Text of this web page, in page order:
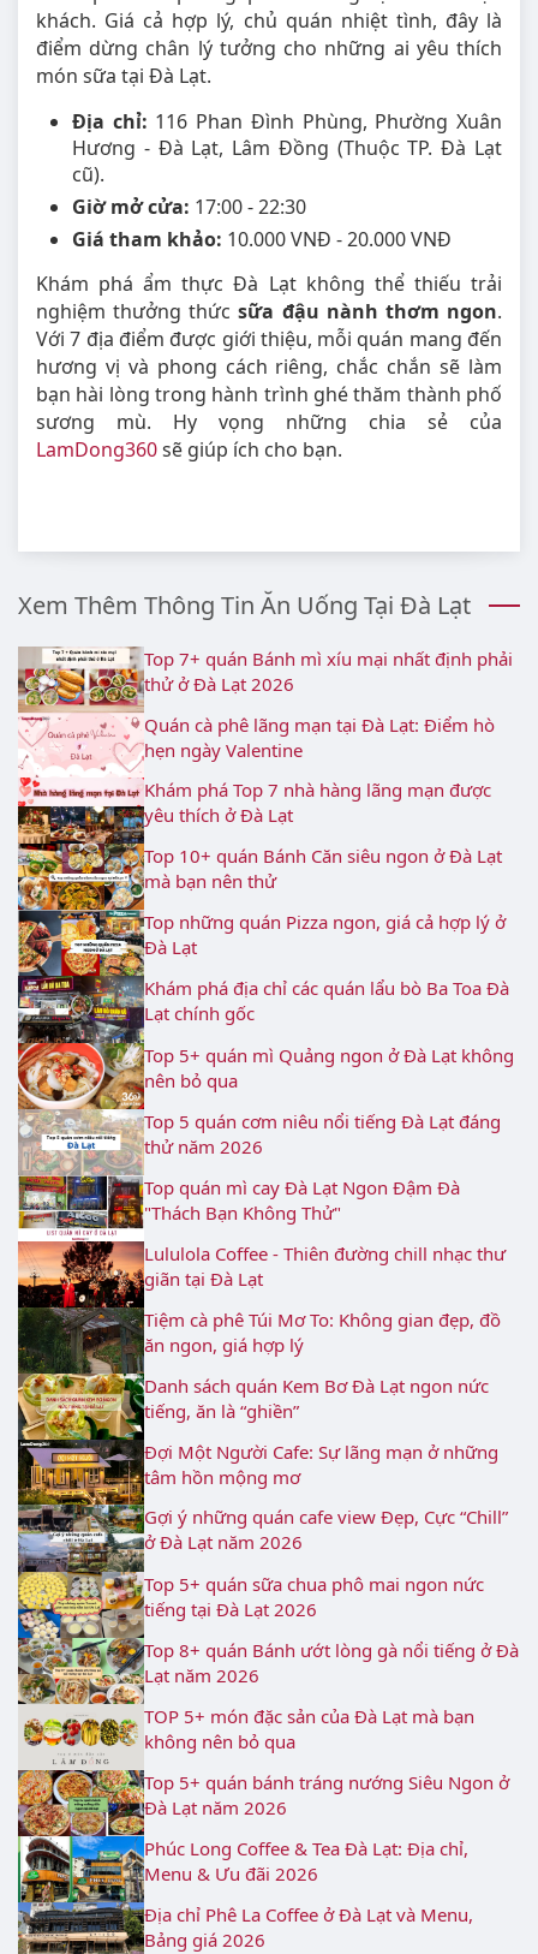
khách. Giá cả hợp lý, chủ quán nhiệt tình, đây là
điểm dừng chân lý tưởng cho những ai yêu thích
món sữa tại Đà Lạt.
Địa chỉ: 116 Phan Đình Phùng, Phường Xuân
Hương - Đà Lạt, Lâm Đồng (Thuộc TP. Đà Lạt
cũ).
Giờ mở cửa: 17:00 - 22:30
Giá tham khảo: 10.000 VNĐ - 20.000 VNĐ
Khám phá ẩm thực Đà Lạt không thể thiếu trải
nghiệm thưởng thức sữa đậu nành thơm ngon.
Với 7 địa điểm được giới thiệu, mỗi quán mang đến
hương vị và phong cách riêng, chắc chắn sẽ làm
bạn hài lòng trong hành trình ghé thăm thành phố
sương mù. Hy vọng những chia sẻ của
LamDong360sẽ giúp ích cho bạn.
Xem Thêm Thông Tin Ăn Uống Tại Đà Lạt
Top 7+ quán Bánh mì xíu mại nhất định phải
thử ở Đà Lạt 2026
Quán cà phê lãng mạn tại Đà Lạt: Điểm hò
hẹn ngày Valentine
Khám phá Top 7 nhà hàng lãng mạn được
yêu thích ở Đà Lạt
Top 10+ quán Bánh Căn siêu ngon ở Đà Lạt
mà bạn nên thử
Top những quán Pizza ngon, giá cả hợp lý ở
Đà Lạt
Khám phá địa chỉ các quán lẩu bò Ba Toa Đà
Lạt chính gốc
Top 5+ quán mì Quảng ngon ở Đà Lạt không
nên bỏ qua
Top 5 quán cơm niêu nổi tiếng Đà Lạt đáng
thử năm 2026
Top quán mì cay Đà Lạt Ngon Đậm Đà
"Thách Bạn Không Thử"
Lululola Coffee - Thiên đường chill nhạc thư
giãn tại Đà Lạt
Tiệm cà phê Túi Mơ To: Không gian đẹp, đồ
ăn ngon, giá hợp lý
Danh sách quán Kem Bơ Đà Lạt ngon nức
tiếng, ăn là “ghiền”
Đợi Một Người Cafe: Sự lãng mạn ở những
tâm hồn mộng mơ
Gợi ý những quán cafe view Đẹp, Cực “Chill”
ở Đà Lạt năm 2026
Top 5+ quán sữa chua phô mai ngon nức
tiếng tại Đà Lạt 2026
Top 8+ quán Bánh ướt lòng gà nổi tiếng ở Đà
Lạt năm 2026
TOP 5+ món đặc sản của Đà Lạt mà bạn
không nên bỏ qua
Top 5+ quán bánh tráng nướng Siêu Ngon ở
Đà Lạt năm 2026
Phúc Long Coffee & Tea Đà Lạt: Địa chỉ,
Menu & Ưu đãi 2026
Địa chỉ Phê La Coffee ở Đà Lạt và Menu,
Bảng giá 2026